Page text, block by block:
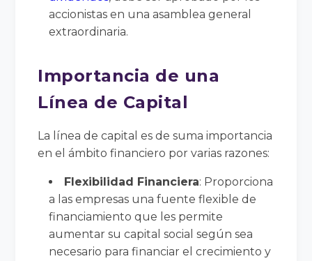
accionistas en una asamblea general
extraordinaria.
Importancia de una
Línea de Capital
La línea de capital es de suma importancia
en el ámbito financiero por varias razones:
Flexibilidad Financiera: Proporciona
a las empresas una fuente flexible de
financiamiento que les permite
aumentar su capital social según sea
necesario para financiar el crecimiento y